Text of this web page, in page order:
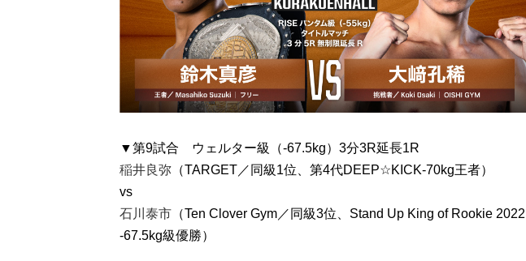
▼第9試合 ウェルター級（-67.5kg）3分3R延長1R
稲井良弥 （TARGET／同級1位、第4代DEEP☆KICK-70kg王者）
vs
石川泰市 （Ten Clover Gym／同級3位、Stand Up King of Rookie 2022
-67.5kg級優勝）